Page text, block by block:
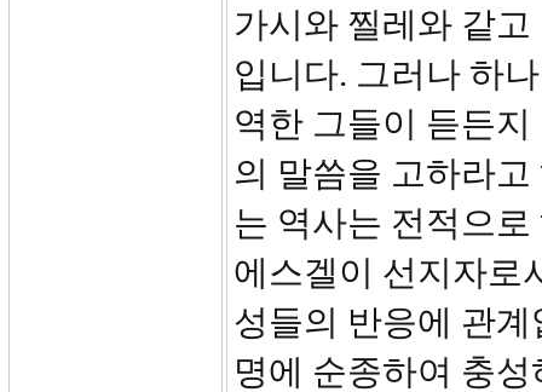
가시와 찔레와 같
입니다. 그러나 하
역한 그들이 듣든
의 말씀을 고하라
는 역사는 전적으
에스겔이 선지자로
성들의 반응에 관
명에 순종하여 충